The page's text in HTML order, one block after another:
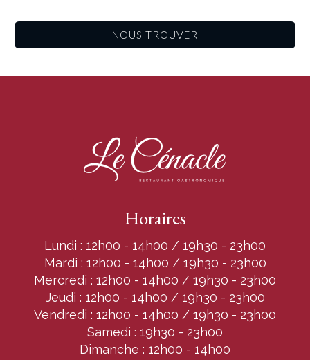
NOUS TROUVER
Horaires
Lundi : 12h00 - 14h00 / 19h30 - 23h00
Mardi : 12h00 - 14h00 / 19h30 - 23h00
Mercredi : 12h00 - 14h00 / 19h30 - 23h00
Jeudi : 12h00 - 14h00 / 19h30 - 23h00
Vendredi : 12h00 - 14h00 / 19h30 - 23h00
Samedi : 19h30 - 23h00
Dimanche : 12h00 - 14h00